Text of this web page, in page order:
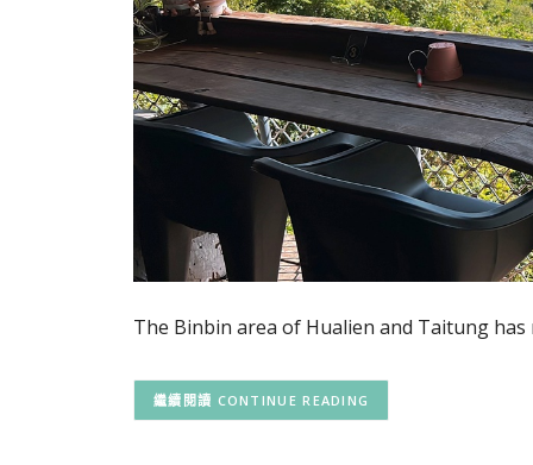
The Binbin area of Hualien and Taitung
CONTINUE READING